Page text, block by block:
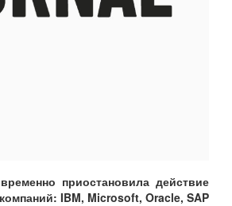
приостановила действие
IBM, Microsoft, Oracle, SAP